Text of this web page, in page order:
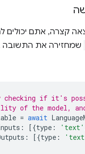
אתם יכולים
את התשובה
checking if it's
of the model,
= await
: [{type :
: [{type :